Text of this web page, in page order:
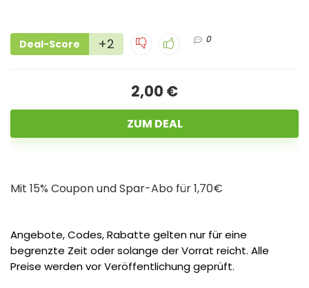
Deal-Score +2 0
2,00 €
ZUM DEAL
Mit 15% Coupon und Spar-Abo für 1,70€
Angebote, Codes, Rabatte gelten nur für eine
begrenzte Zeit oder solange der Vorrat reicht. Alle
Preise werden vor Veröffentlichung geprüft.